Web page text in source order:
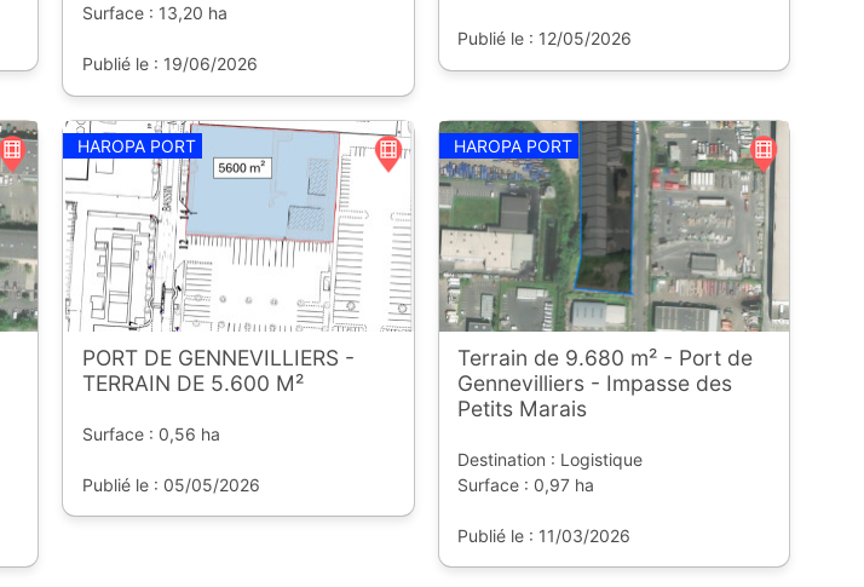
Surface : 13,20 ha
Publié le : 19/06/2026
Publié le : 12/05/2026
HAROPA PORT
PORT DE GENNEVILLIERS -
TERRAIN DE 5.600 M²
Surface : 0,56 ha
Publié le : 05/05/2026
HAROPA PORT
Terrain de 9.680 m² - Port de
Gennevilliers - Impasse des
Petits Marais
Destination : Logistique
Surface : 0,97 ha
Publié le : 11/03/2026